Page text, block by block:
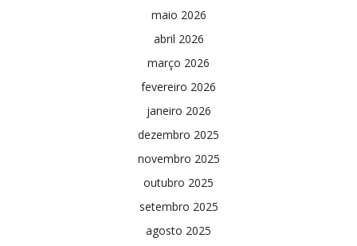
maio 2026
abril 2026
março 2026
fevereiro 2026
janeiro 2026
dezembro 2025
novembro 2025
outubro 2025
setembro 2025
agosto 2025